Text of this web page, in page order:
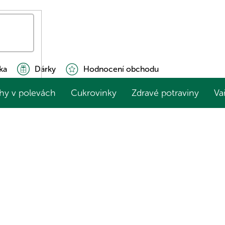
Dárky Hodnocení obchodu
v polevách Cukrovinky Zdravé potraviny